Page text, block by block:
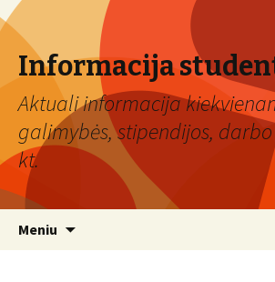
Informacija
Aktuali informacija
galimybės, stipendijos,
kt.
Meniu